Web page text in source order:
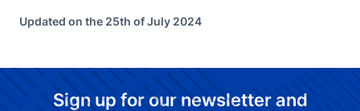
Updated on the 25th of July 2024
Sign up for our newsletter and